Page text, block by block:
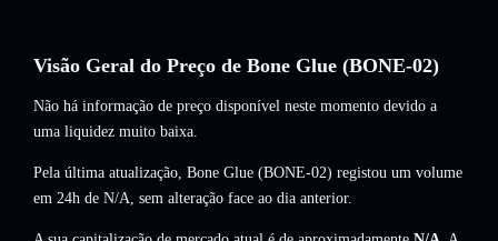
Visão Geral do Preço de Bone Glue (BONE-02)
Não há informação de preço disponível neste momento devido a
uma liquidez muito baixa.
Pela última atualização, Bone Glue (BONE-02) registou um volume
em 24h de N/A, sem alteração face ao dia anterior.